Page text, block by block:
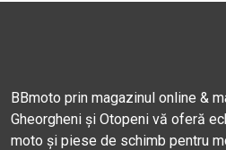
BBmoto prin magazinul online &
Gheorgheni și Otopeni vă oferă
moto și piese de schimb pentru